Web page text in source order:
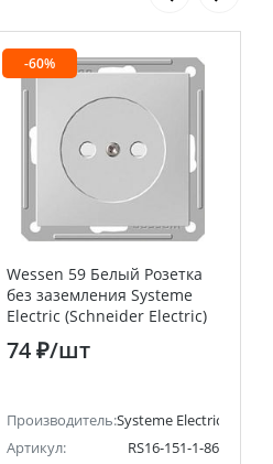
Electric)
-60%
Wessen 59 Белый Розетка
без заземления Systeme
Electric (Schneider Electric)
74 ₽/шт
Производитель:Systeme Electric
Артикул:
RS16-151-1-86